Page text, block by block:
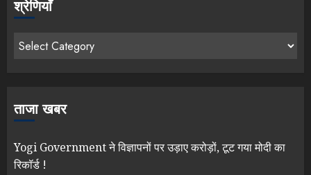
श्रेणियाँ
ताजा खबर
Yogi Government ने विज्ञापनों पर उड़ाए करोड़ों, टूट गया मोदी का
रिकॉर्ड !